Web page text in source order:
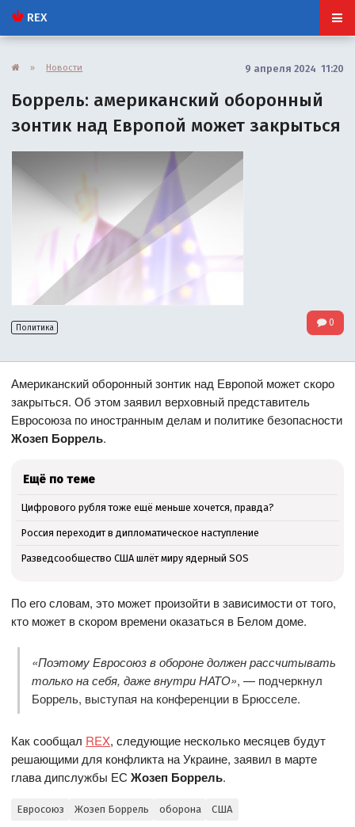
REX
» Новости 9 апреля 2024 11:20
Боррель: американский оборонный
зонтик над Европой может закрыться
Политика 0
Американский оборонный зонтик над Европой может скоро
закрыться. Об этом заявил верховный представитель
Евросоюза по иностранным делам и политике безопасности
Жозеп Боррель.
Ещё по теме
Цифрового рубля тоже ещё меньше хочется, правда?
Россия переходит в дипломатическое наступление
Разведсообщество США шлёт миру ядерный SOS
По его словам, это может произойти в зависимости от того,
кто может в скором времени оказаться в Белом доме.
«Поэтому Евросоюз в обороне должен рассчитывать
только на себя, даже внутри НАТО», — подчеркнул
Боррель, выступая на конференции в Брюсселе.
Как сообщал REX, следующие несколько месяцев будут
решающими для конфликта на Украине, заявил в марте
глава дипслужбы ЕСЖозеп Боррель.
Евросоюз Жозеп Боррель оборона США